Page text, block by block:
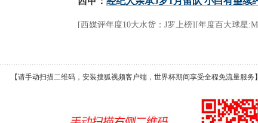
【请手动扫描二维码，安装搜狐视频客户端，世界杯期间享受全程免流量服务】